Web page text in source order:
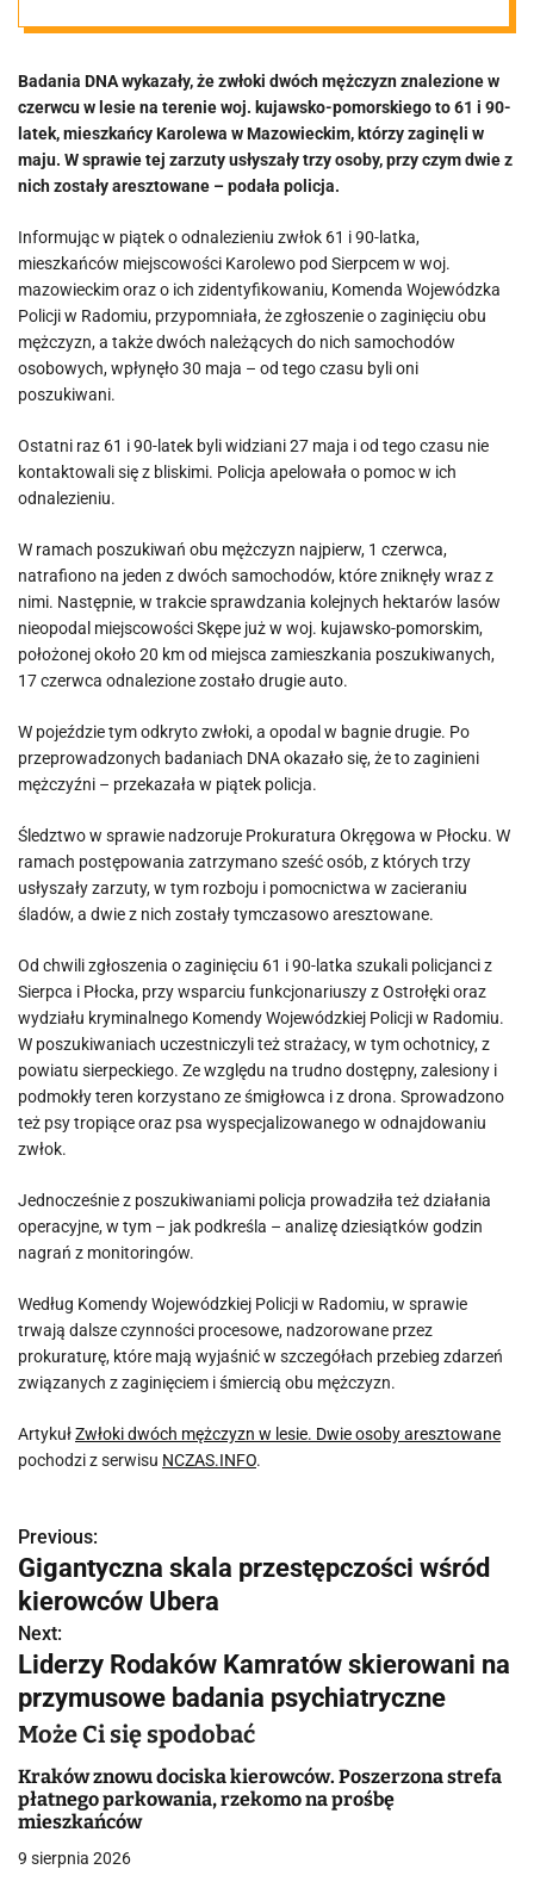
aresztowane
Badania DNA wykazały, że zwłoki dwóch mężczyzn znalezione w
czerwcu w lesie na terenie woj. kujawsko-pomorskiego to 61 i 90-
latek, mieszkańcy Karolewa w Mazowieckim, którzy zaginęli w
maju. W sprawie tej zarzuty usłyszały trzy osoby, przy czym dwie z
nich zostały aresztowane – podała policja.
Informując w piątek o odnalezieniu zwłok 61 i 90-latka,
mieszkańców miejscowości Karolewo pod Sierpcem w woj.
mazowieckim oraz o ich zidentyfikowaniu, Komenda Wojewódzka
Policji w Radomiu, przypomniała, że zgłoszenie o zaginięciu obu
mężczyzn, a także dwóch należących do nich samochodów
osobowych, wpłynęło 30 maja – od tego czasu byli oni
poszukiwani.
Ostatni raz 61 i 90-latek byli widziani 27 maja i od tego czasu nie
kontaktowali się z bliskimi. Policja apelowała o pomoc w ich
odnalezieniu.
W ramach poszukiwań obu mężczyzn najpierw, 1 czerwca,
natrafiono na jeden z dwóch samochodów, które zniknęły wraz z
nimi. Następnie, w trakcie sprawdzania kolejnych hektarów lasów
nieopodal miejscowości Skępe już w woj. kujawsko-pomorskim,
położonej około 20 km od miejsca zamieszkania poszukiwanych,
17 czerwca odnalezione zostało drugie auto.
W pojeździe tym odkryto zwłoki, a opodal w bagnie drugie. Po
przeprowadzonych badaniach DNA okazało się, że to zaginieni
mężczyźni – przekazała w piątek policja.
Śledztwo w sprawie nadzoruje Prokuratura Okręgowa w Płocku. W
ramach postępowania zatrzymano sześć osób, z których trzy
usłyszały zarzuty, w tym rozboju i pomocnictwa w zacieraniu
śladów, a dwie z nich zostały tymczasowo aresztowane.
Od chwili zgłoszenia o zaginięciu 61 i 90-latka szukali policjanci z
Sierpca i Płocka, przy wsparciu funkcjonariuszy z Ostrołęki oraz
wydziału kryminalnego Komendy Wojewódzkiej Policji w Radomiu.
W poszukiwaniach uczestniczyli też strażacy, w tym ochotnicy, z
powiatu sierpeckiego. Ze względu na trudno dostępny, zalesiony i
podmokły teren korzystano ze śmigłowca i z drona. Sprowadzono
też psy tropiące oraz psa wyspecjalizowanego w odnajdowaniu
zwłok.
Jednocześnie z poszukiwaniami policja prowadziła też działania
operacyjne, w tym – jak podkreśla – analizę dziesiątków godzin
nagrań z monitoringów.
Według Komendy Wojewódzkiej Policji w Radomiu, w sprawie
trwają dalsze czynności procesowe, nadzorowane przez
prokuraturę, które mają wyjaśnić w szczegółach przebieg zdarzeń
związanych z zaginięciem i śmiercią obu mężczyzn.
ArtykułZwłoki dwóch mężczyzn w lesie. Dwie osoby aresztowane
pochodzi z serwisu NCZAS.INFO.
N
a
w
i
g
a
c
j
Previous:
Gigantyczna skala przestępczości wśród
kierowców Ubera
Next:
Liderzy Rodaków Kamratów skierowani na
przymusowe badania psychiatryczne
Może Ci się spodobać
Kraków znowu dociska kierowców. Poszerzona strefa
płatnego parkowania, rzekomo na prośbę
mieszkańców
9 sierpnia 2026